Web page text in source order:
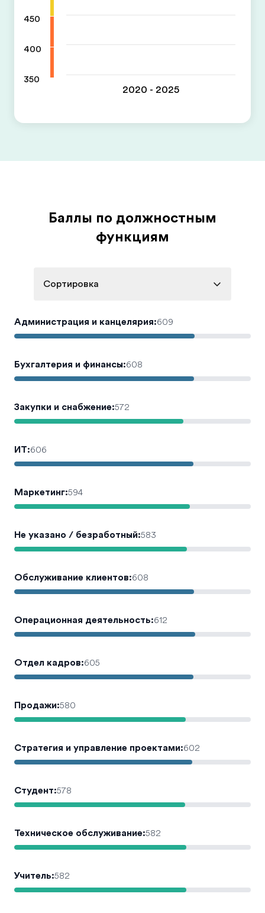
450
400
350
2020 - 2025
Баллы по должностным
функциям
Сортировка
Администрация и канцелярия:609
Бухгалтерия и финансы:608
Закупки и снабжение:572
ИТ:606
Маркетинг:594
Не указано / безработный:583
Обслуживание клиентов:608
Операционная деятельность:612
Отдел кадров:605
Продажи:580
Стратегия и управление проектами:602
Студент:578
Техническое обслуживание:582
Учитель:582